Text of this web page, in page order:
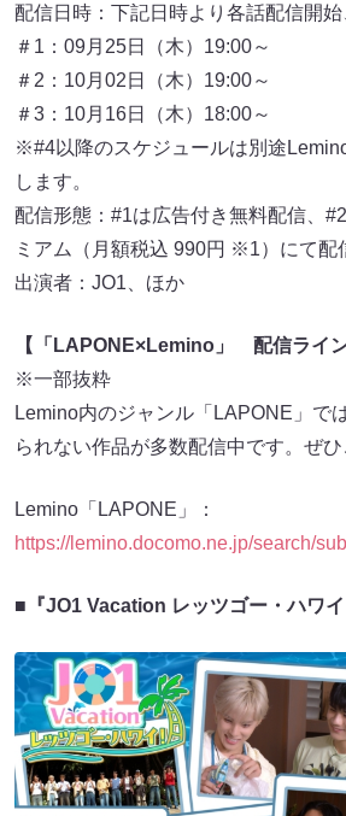
配信日時：下記日時より各話配信開
＃1：09月25日（木）19:00～
＃2：10月02日（木）19:00～
＃3：10月16日（木）18:00～
※#4以降のスケジュールは別途
します。
配信形態：#1は広告付き無料配信、
ミアム（月額税込 990円 ※1）にて配
出演者：JO1、ほか
【「LAPONE×Lemino」 配信ライン
※一部抜粋
Lemino内のジャンル「LAPONE」で
られない作品が多数配信中です。ぜひ
Lemino「LAPONE」：
https://lemino.docomo.ne.jp/search/
■『JO1 Vacation レッツゴー・ハワイ